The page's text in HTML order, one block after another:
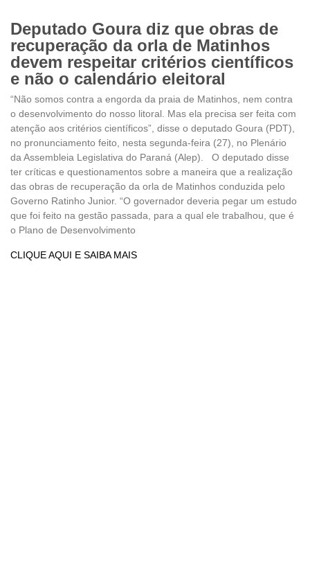
Deputado Goura diz que obras de
recuperação da orla de Matinhos
devem respeitar critérios científicos
e não o calendário eleitoral
“Não somos contra a engorda da praia de Matinhos, nem contra
o desenvolvimento do nosso litoral. Mas ela precisa ser feita com
atenção aos critérios científicos”, disse o deputado Goura (PDT),
no pronunciamento feito, nesta segunda-feira (27), no Plenário
da Assembleia Legislativa do Paraná (Alep). O deputado disse
ter críticas e questionamentos sobre a maneira que a realização
das obras de recuperação da orla de Matinhos conduzida pelo
Governo Ratinho Junior. “O governador deveria pegar um estudo
que foi feito na gestão passada, para a qual ele trabalhou, que é
o Plano de Desenvolvimento
CLIQUE AQUI E SAIBA MAIS